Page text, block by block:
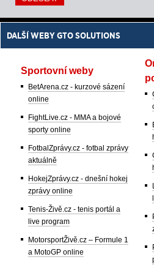
DALŠÍ WEBY GTO SOLUTIONS
Sportovní weby
BetArena.cz - kurzové sázení
online
FightLive.cz - MMA a bojové
sporty online
FotbalZprávy.cz - fotbal zprávy
aktuálně
HokejZprávy.cz - dnešní hokej
zprávy online
Tenis-Živě.cz - tenis portál a
live program
MotorsportŽivě.cz – Formule 1
a MotoGP online